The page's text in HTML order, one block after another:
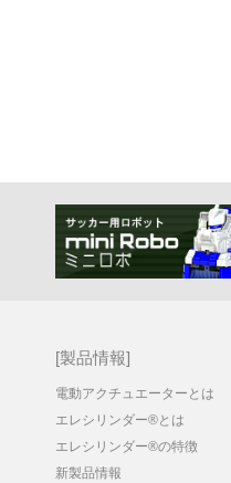
製品情報
電動アクチュエーターとは
エレシリンダー®とは
エレシリンダー®の特徴
新製品情報